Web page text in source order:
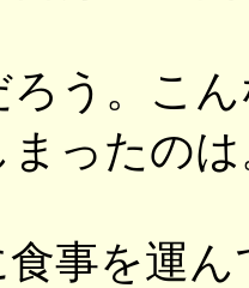
ろう。こ
まったの
事を運